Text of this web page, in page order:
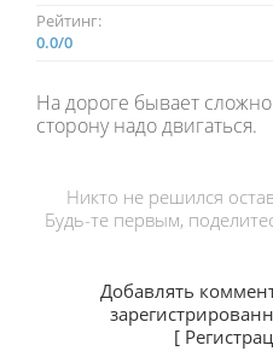
Рейтинг:
0.0/0
На дороге бывает
сторону надо двигаться.
Никто не решился
Будь-те первым,
Добавлять
[